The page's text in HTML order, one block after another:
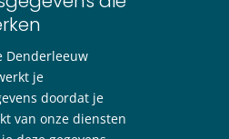
Denderleeuw
je
doordat je
van onze diensten